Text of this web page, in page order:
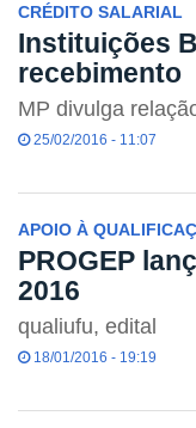
CRÉDITO SALARIAL
Instituições
recebimento
MP divulga
25/02/2016 - 11:07
APOIO À
PROGEP
2016
qualiufu, edital
18/01/2016 - 19:19